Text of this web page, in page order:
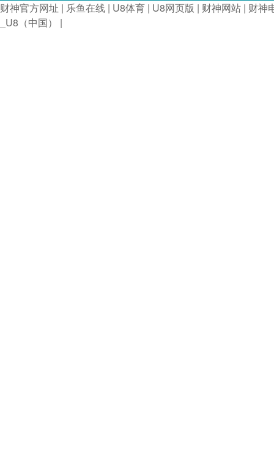
财神官方网址 | 乐鱼在线 | U8体育 | U8网页版 | 财神网站 | 财神
_U8（中国）
|